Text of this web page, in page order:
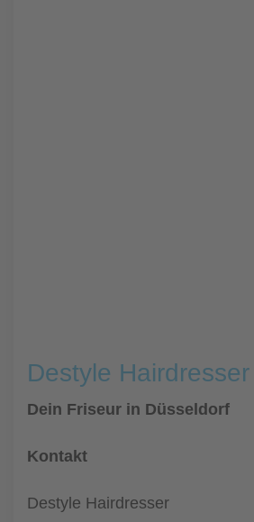
Destyle Hairdresser
Dein Friseur in Düsseldorf
Kontakt
Destyle Hairdresser